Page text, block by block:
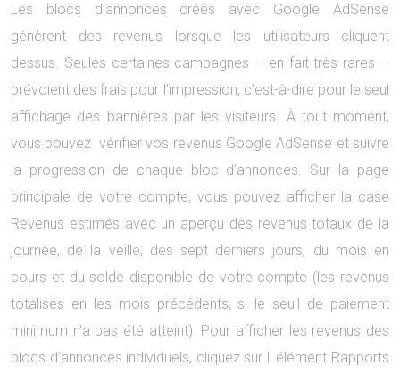
Les blocs d’annonces créés avec Google AdSense
génèrent des revenus lorsque les utilisateurs cliquent
dessus. Seules certaines campagnes – en fait très rares –
prévoient des frais pour l’impression, c’est-à-dire pour le seul
affichage des bannières par les visiteurs. À tout moment,
vous pouvez vérifier vos revenus Google AdSense et suivre
la progression de chaque bloc d’annonces. Sur la page
principale de votre compte, vous pouvez afficher la case
Revenus estimés avec un aperçu des revenus totaux de la
journée, de la veille, des sept derniers jours, du mois en
cours et du solde disponible de votre compte (les revenus
totalisés en les mois précédents, si le seuil de paiement
minimum n’a pas été atteint). Pour afficher les revenus des
blocs d’annonces individuels, cliquez sur l’ élément Rapports